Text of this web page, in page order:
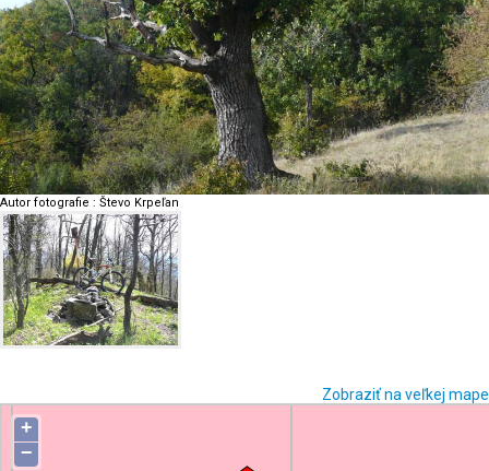
Autor fotografie : Števo Krpeľan
Zobraziť na veľkej mape
+
−